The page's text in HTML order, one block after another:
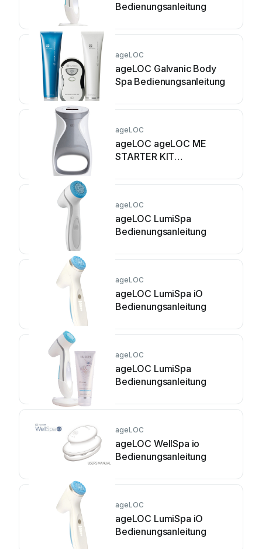
Bedienungsanleitung
ageLOC
ageLOC Galvanic Body
Spa Bedienungsanleitung
ageLOC
ageLOC ageLOC ME
STARTER KIT
ageLOC
ageLOC LumiSpa
Bedienungsanleitung
ageLOC
ageLOC LumiSpa iO
Bedienungsanleitung
ageLOC
ageLOC LumiSpa
Bedienungsanleitung
ageLOC
ageLOC WellSpa io
Bedienungsanleitung
ageLOC
ageLOC LumiSpa iO
Bedienungsanleitung